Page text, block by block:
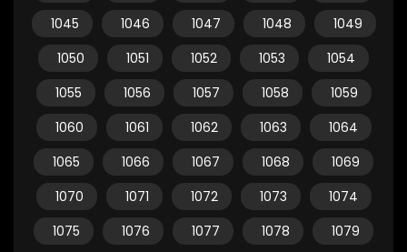
1045
1046 1047 1048
1049
1050
1051 1052 1053
1054
1055
1056 1057 1058
1059
1060
1061 1062 1063
1064
1065
1066 1067 1068
1069
1070
1071 1072 1073
1074
1075
1076 1077 1078
1079